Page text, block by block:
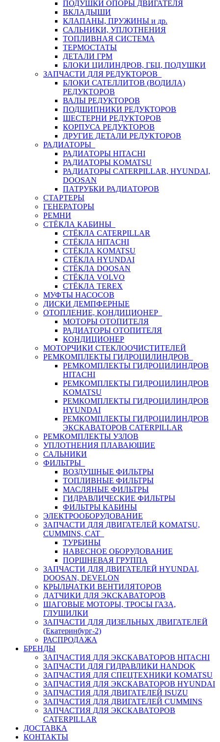
ПОДУШКИ ОПОРЫ ДВИГАТЕЛЯ
ВКЛАДЫШИ
КЛАПАНЫ, ПРУЖИНЫ и др.
САЛЬНИКИ, УПЛОТНЕНИЯ
ТОПЛИВНАЯ СИСТЕМА
ТЕРМОСТАТЫ
ДЕТАЛИ ГРМ
БЛОКИ ЦИЛИНДРОВ, ГБЦ, ПОДУШКИ
ЗАПЧАСТИ ДЛЯ РЕДУКТОРОВ
БЛОКИ САТЕЛЛИТОВ (ВОДИЛА)
РЕДУКТОРОВ
ВАЛЫ РЕДУКТОРОВ
ПОДШИПНИКИ РЕДУКТОРОВ
ШЕСТЕРНИ РЕДУКТОРОВ
КОРПУСА РЕДУКТОРОВ
ДРУГИЕ ДЕТАЛИ РЕДУКТОРОВ
РАДИАТОРЫ
РАДИАТОРЫ HITACHI
РАДИАТОРЫ KOMATSU
РАДИАТОРЫ CATERPILLAR, HYUNDAI,
DOOSAN
ПАТРУБКИ РАДИАТОРОВ
СТАРТЕРЫ
ГЕНЕРАТОРЫ
РЕМНИ
СТЁКЛА КАБИНЫ
СТЁКЛА CATERPILLAR
СТЁКЛА HITACHI
СТЁКЛА KOMATSU
СТЁКЛА HYUNDAI
СТЁКЛА DOOSAN
СТЁКЛА VOLVO
СТЁКЛА TEREX
МУФТЫ НАСОСОВ
ДИСКИ ДЕМПФЕРНЫЕ
ОТОПЛЕНИЕ, КОНДИЦИОНЕР
МОТОРЫ ОТОПИТЕЛЯ
РАДИАТОРЫ ОТОПИТЕЛЯ
КОНДИЦИОНЕР
МОТОРЧИКИ СТЕКЛООЧИСТИТЕЛЕЙ
РЕМКОМПЛЕКТЫ ГИДРОЦИЛИНДРОВ
РЕМКОМПЛЕКТЫ ГИДРОЦИЛИНДРОВ
HITACHI
РЕМКОМПЛЕКТЫ ГИДРОЦИЛИНДРОВ
KOMATSU
РЕМКОМПЛЕКТЫ ГИДРОЦИЛИНДРОВ
HYUNDAI
РЕМКОМПЛЕКТЫ ГИДРОЦИЛИНДРОВ
ЭКСКАВАТОРОВ CATERPILLAR
РЕМКОМПЛЕКТЫ УЗЛОВ
УПЛОТНЕНИЯ ПЛАВАЮЩИЕ
САЛЬНИКИ
ФИЛЬТРЫ
ВОЗДУШНЫЕ ФИЛЬТРЫ
ТОПЛИВНЫЕ ФИЛЬТРЫ
МАСЛЯНЫЕ ФИЛЬТРЫ
ГИДРАВЛИЧЕСКИЕ ФИЛЬТРЫ
ФИЛЬТРЫ КАБИНЫ
ЭЛЕКТРООБОРУДОВАНИЕ
ЗАПЧАСТИ ДЛЯ ДВИГАТЕЛЕЙ KOMATSU,
CUMMINS, CAT
ТУРБИНЫ
НАВЕСНОЕ ОБОРУДОВАНИЕ
ПОРШНЕВАЯ ГРУППА
ЗАПЧАСТИ ДЛЯ ДВИГАТЕЛЕЙ HYUNDAI,
DOOSAN, DEVELON
КРЫЛЬЧАТКИ ВЕНТИЛЯТОРОВ
ДАТЧИКИ ДЛЯ ЭКСКАВАТОРОВ
ШАГОВЫЕ МОТОРЫ, ТРОСЫ ГАЗА,
ГЛУШИЛКИ
ЗАПЧАСТИ ДЛЯ ДИЗЕЛЬНЫХ ДВИГАТЕЛЕЙ
(Екатеринбург-2)
РАСПРОДАЖА
БРЕНДЫ
ЗАПЧАСТИЯ ДЛЯ ЭКСКАВАТОРОВ HITACHI
ЗАПЧАСТИ ДЛЯ ГИДРАВЛИКИ HANDOK
ЗАПЧАСТИЯ ДЛЯ СПЕЦТЕХНИКИ KOMATSU
ЗАПЧАСТИЯ ДЛЯ ЭКСКАВАТОРОВ HYUNDAI
ЗАПЧАСТИЯ ДЛЯ ДВИГАТЕЛЕЙ ISUZU
ЗАПЧАСТИЯ ДЛЯ ДВИГАТЕЛЕЙ CUMMINS
ЗАПЧАСТИЯ ДЛЯ ЭКСКАВАТОРОВ
CATERPILLAR
ДОСТАВКА
КОНТАКТЫ